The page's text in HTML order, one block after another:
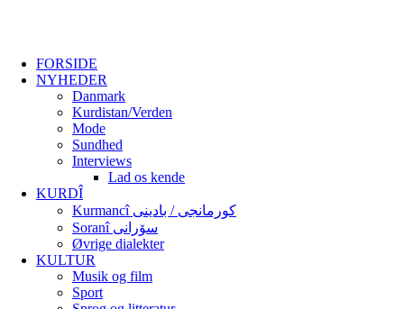
FORSIDE
NYHEDER
Danmark
Kurdistan/Verden
Mode
Sundhed
Interviews
Lad os kende
KURDÎ
Kurmancî کورمانجی / بادینی
Soranî سۆرانی
Øvrige dialekter
KULTUR
Musik og film
Sport